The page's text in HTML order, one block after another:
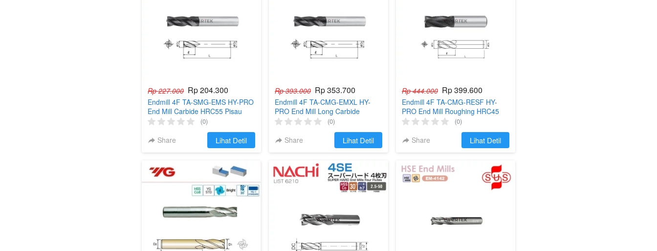
Rp 227.000 Rp 204.300
Endmill 4F TA-SMG-EMS HY-PRO
End Mill Carbide HRC55 Pisau
Cutter Milling
(0)
Share `
Lihat Detil
Rp 393.000 Rp 353.700
Endmill 4F TA-CMG-EMXL HY-
PRO End Mill Long Carbide
HRC55 Pisau Cutter Milling
(0)
Share `Lihat Detil
Rp 444.000 Rp 399.600
Endmill 4F TA-CMG-RESF HY-
PRO End Mill Roughing HRC45
Carbide Cutter Milling
(0)
Share `Lihat Detil